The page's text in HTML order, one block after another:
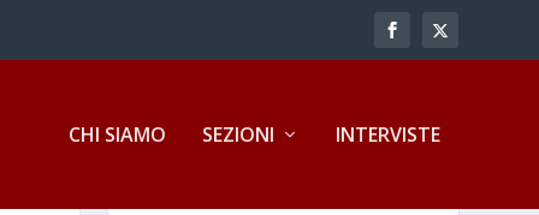
CHI SIAMO SEZIONI INTERVISTE